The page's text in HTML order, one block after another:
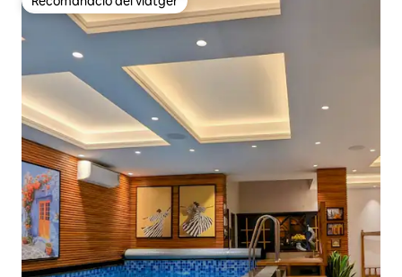
Recomanació del viatger